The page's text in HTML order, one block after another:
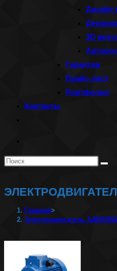
Дизайн-
3D
Гарантии
Прайс-лист
Портфолио
Контакты
веб-
Поиск
Главная>
Электродвигатель АДМ63В6